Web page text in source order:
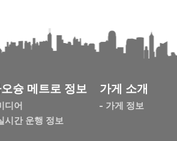
슝 메트로 정보
디어
시간 운행 정보
가게 소개
가게 정보